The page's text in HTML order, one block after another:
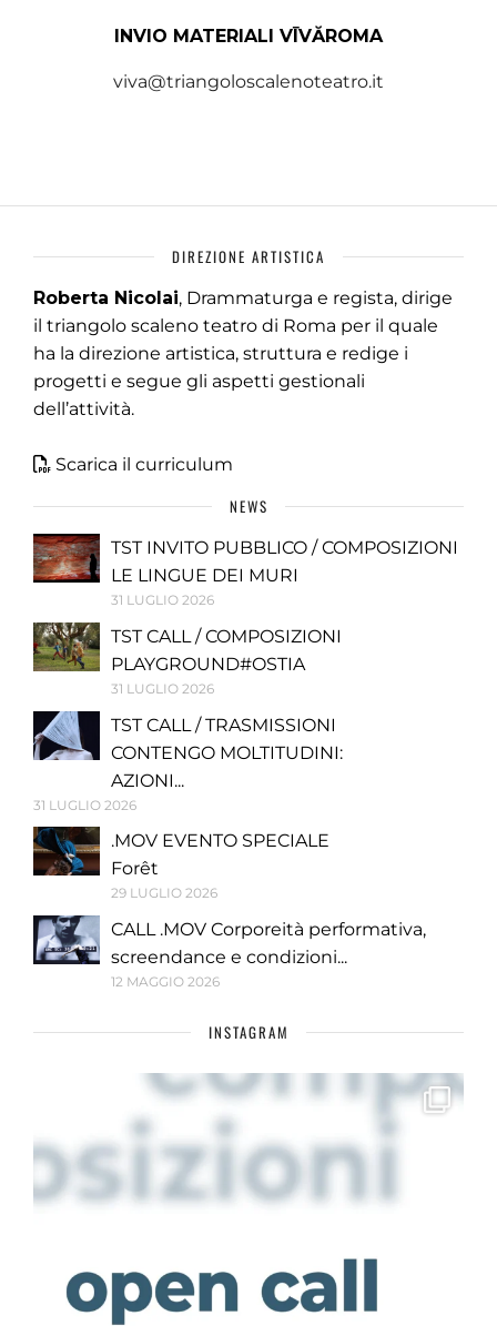
INVIO MATERIALI VĪVĂROMA
viva@triangoloscalenoteatro.it
DIREZIONE ARTISTICA
Roberta Nicolai, Drammaturga e regista, dirige
il triangolo scaleno teatro di Roma per il quale
ha la direzione artistica, struttura e redige i
progetti e segue gli aspetti gestionali
dell’attività.
Scarica il curriculum
NEWS
TST INVITO PUBBLICO / COMPOSIZIONI
LE LINGUE DEI MURI
31 LUGLIO 2026
TST CALL / COMPOSIZIONI
PLAYGROUND#OSTIA
31 LUGLIO 2026
TST CALL / TRASMISSIONI
CONTENGO MOLTITUDINI:
AZIONI...
31 LUGLIO 2026
.MOV EVENTO SPECIALE
Forêt
29 LUGLIO 2026
CALL .MOV Corporeità performativa,
screendance e condizioni...
12 MAGGIO 2026
INSTAGRAM